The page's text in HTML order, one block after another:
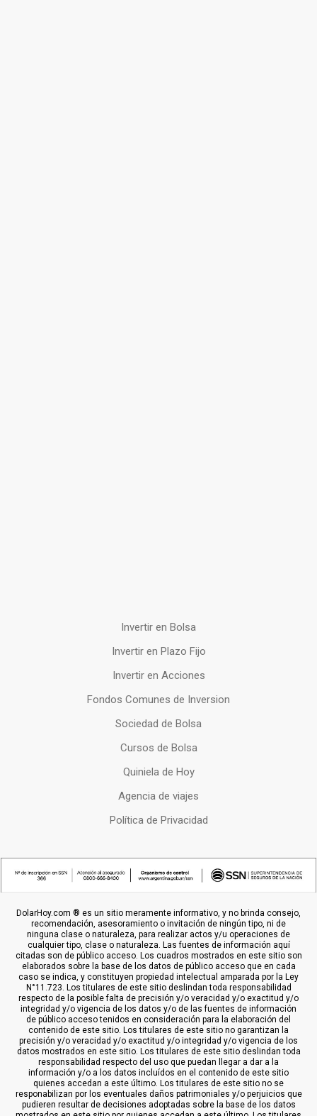
Invertir en Bolsa
Invertir en Plazo Fijo
Invertir en Acciones
Fondos Comunes de Inversion
Sociedad de Bolsa
Cursos de Bolsa
Quiniela de Hoy
Agencia de viajes
Política de Privacidad
DolarHoy.com ® es un sitio meramente informativo, y no brinda consejo,
recomendación, asesoramiento o invitación de ningún tipo, ni de
ninguna clase o naturaleza, para realizar actos y/u operaciones de
cualquier tipo, clase o naturaleza. Las fuentes de información aquí
citadas son de público acceso. Los cuadros mostrados en este sitio son
elaborados sobre la base de los datos de público acceso que en cada
caso se indica, y constituyen propiedad intelectual amparada por la Ley
N°11.723. Los titulares de este sitio deslindan toda responsabilidad
respecto de la posible falta de precisión y/o veracidad y/o exactitud y/o
integridad y/o vigencia de los datos y/o de las fuentes de información
de público acceso tenidos en consideración para la elaboración del
contenido de este sitio. Los titulares de este sitio no garantizan la
precisión y/o veracidad y/o exactitud y/o integridad y/o vigencia de los
datos mostrados en este sitio. Los titulares de este sitio deslindan toda
responsabilidad respecto del uso que puedan llegar a dar a la
información y/o a los datos incluídos en el contenido de este sitio
quienes accedan a este último. Los titulares de este sitio no se
responabilizan por los eventuales daños patrimoniales y/o perjuicios que
pudieren resultar de decisiones adoptadas sobre la base de los datos